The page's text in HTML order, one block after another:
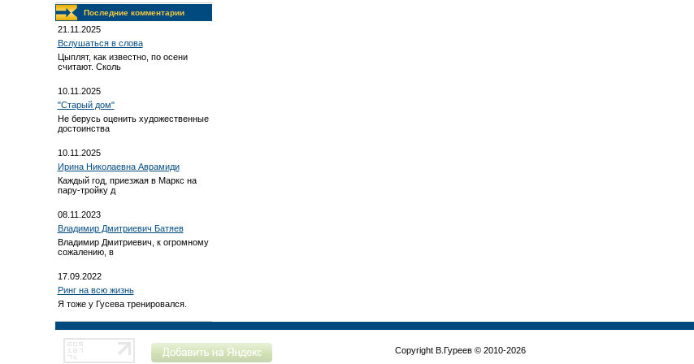
Последние комментарии
21.11.2025
Вслушаться в слова
Цыплят, как известно, по осени
считают. Сколь
10.11.2025
"Старый дом"
Не берусь оценить художественные
достоинства
10.11.2025
Ирина Николаевна Аврамиди
Каждый год, приезжая в Маркс на
пару-тройку д
08.11.2023
Владимир Дмитриевич Батяев
Владимир Дмитриевич, к огромному
сожалению, в
17.09.2022
Ринг на всю жизнь
Я тоже у Гусева тренировался.
Copyright В.Гуреев © 2010-2026